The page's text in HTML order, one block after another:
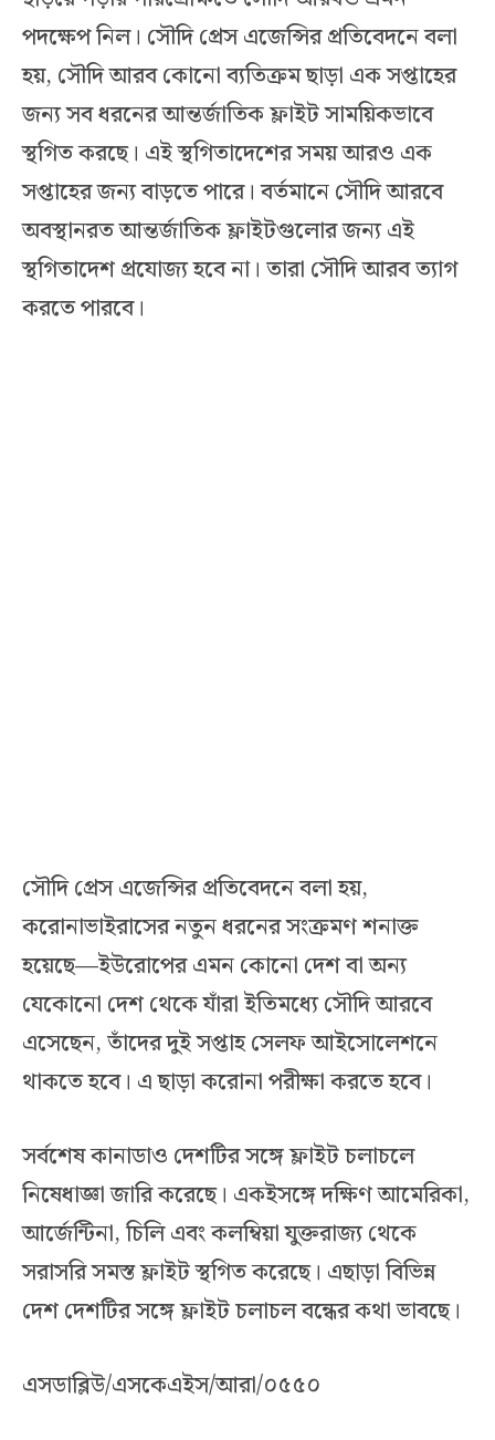
পদক্ষেপ নিল। সৌদি প্রেস এজেন্সির প্রতিবেদনে বলা
হয়, সৌদি আরব কোনো ব্যতিক্রম ছাড়া এক সপ্তাহের
জন্য সব ধরনের আন্তর্জাতিক ফ্লাইট সাময়িকভাবে
স্থগিত করছে। এই স্থগিতাদেশের সময় আরও এক
সপ্তাহের জন্য বাড়তে পারে। বর্তমানে সৌদি আরবে
অবস্থানরত আন্তর্জাতিক ফ্লাইটগুলোর জন্য এই
স্থগিতাদেশ প্রযোজ্য হবে না। তারা সৌদি আরব ত্যাগ
করতে পারবে।
সৌদি প্রেস এজেন্সির প্রতিবেদনে বলা হয়,
করোনাভাইরাসের নতুন ধরনের সংক্রমণ শনাক্ত
হয়েছে—ইউরোপের এমন কোনো দেশ বা অন্য
যেকোনো দেশ থেকে যাঁরা ইতিমধ্যে সৌদি আরবে
এসেছেন, তাঁদের দুই সপ্তাহ সেলফ আইসোলেশনে
থাকতে হবে। এ ছাড়া করোনা পরীক্ষা করতে হবে।
সর্বশেষ কানাডাও দেশটির সঙ্গে ফ্লাইট চলাচলে
নিষেধাজ্ঞা জারি করেছে। একইসঙ্গে দক্ষিণ আমেরিকা,
আর্জেন্টিনা, চিলি এবং কলম্বিয়া যুক্তরাজ্য থেকে
সরাসরি সমস্ত ফ্লাইট স্থগিত করেছে। এছাড়া বিভিন্ন
দেশ দেশটির সঙ্গে ফ্লাইট চলাচল বন্ধের কথা ভাবছে।
এসডাব্লিউ/এসকেএইস/আরা/০৫৫০